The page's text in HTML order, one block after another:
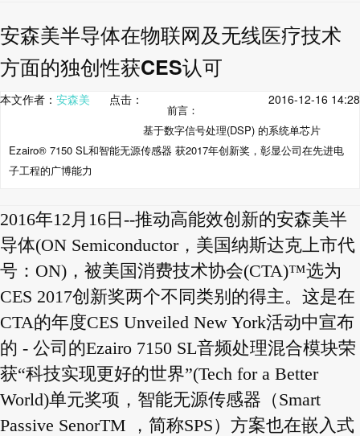
安森美半导体在物联网及无线医疗技术
方面的独创性获CES认可
本文作者： 安森美 点击： 2016-12-16 14:28
前言：
基于数字信号处理(DSP) 的系统单芯片
Ezairo® 7150 SL和智能无源传感器 获2017年创新奖，彰显公司在先进电
子工程的广博能力
2016年12月16日--推动高能效创新的安森美半
导体(ON Semiconductor，美国纳斯达克上市代
号：ON)，被美国消费技术协会(CTA)™选为
CES 2017创新奖两个不同类别的得主。这是在
CTA的年度CES Unveiled New York活动中宣布
的 - 公司的Ezairo 7150 SL音频处理混合模块荣
获“科技实现更好的世界”(Tech for a Better
World)单元奖项，智能无源传感器（Smart
Passive SenorTM ，简称SPS）方案也在嵌入式